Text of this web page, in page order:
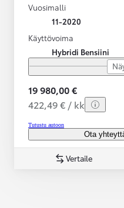
Vuosimalli
11-2020
Käyttövoima
Hybridi Bensiini
19 980,00 €
422,49 € / kk
Tutustu autoon
Ota
Vertaile